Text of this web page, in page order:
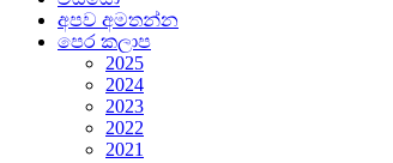
අපව අමතන්න
පෙර කලාප
2025
2024
2023
2022
2021